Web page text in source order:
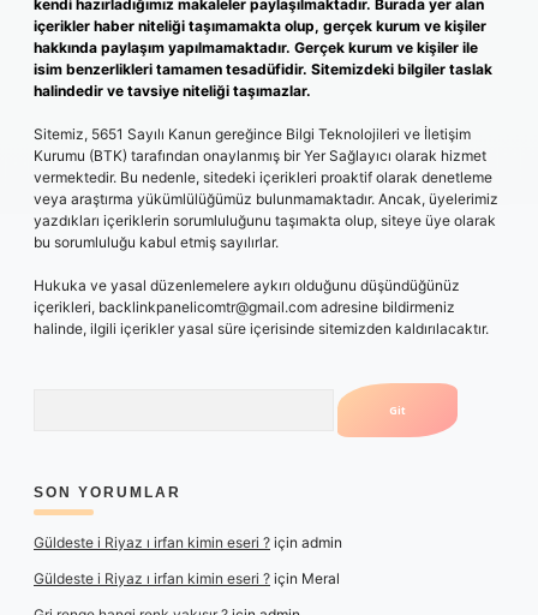
kendi hazırladığımız makaleler paylaşılmaktadır. Burada yer alan
içerikler haber niteliği taşımamakta olup, gerçek kurum ve kişiler
hakkında paylaşım yapılmamaktadır. Gerçek kurum ve kişiler ile
isim benzerlikleri tamamen tesadüfidir. Sitemizdeki bilgiler taslak
halindedir ve tavsiye niteliği taşımazlar.
Sitemiz, 5651 Sayılı Kanun gereğince Bilgi Teknolojileri ve İletişim
Kurumu (BTK) tarafından onaylanmış bir Yer Sağlayıcı olarak hizmet
vermektedir. Bu nedenle, sitedeki içerikleri proaktif olarak denetleme
veya araştırma yükümlülüğümüz bulunmamaktadır. Ancak, üyelerimiz
yazdıkları içeriklerin sorumluluğunu taşımakta olup, siteye üye olarak
bu sorumluluğu kabul etmiş sayılırlar.
Hukuka ve yasal düzenlemelere aykırı olduğunu düşündüğünüz
içerikleri, backlinkpanelicomtr@gmail.com adresine bildirmeniz
halinde, ilgili içerikler yasal süre içerisinde sitemizden kaldırılacaktır.
SON YORUMLAR
Güldeste i Riyaz ı irfan kimin eseri ? için admin
Güldeste i Riyaz ı irfan kimin eseri ? için Meral